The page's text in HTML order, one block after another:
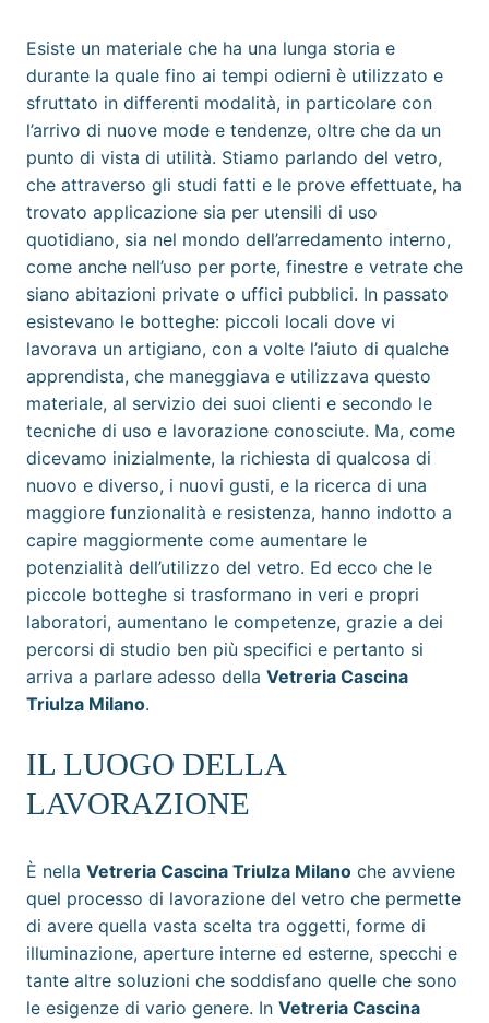
Esiste un materiale che ha una lunga storia e
durante la quale fino ai tempi odierni è utilizzato e
sfruttato in differenti modalità, in particolare con
l’arrivo di nuove mode e tendenze, oltre che da un
punto di vista di utilità. Stiamo parlando del vetro,
che attraverso gli studi fatti e le prove effettuate, ha
trovato applicazione sia per utensili di uso
quotidiano, sia nel mondo dell’arredamento interno,
come anche nell’uso per porte, finestre e vetrate che
siano abitazioni private o uffici pubblici. In passato
esistevano le botteghe: piccoli locali dove vi
lavorava un artigiano, con a volte l’aiuto di qualche
apprendista, che maneggiava e utilizzava questo
materiale, al servizio dei suoi clienti e secondo le
tecniche di uso e lavorazione conosciute. Ma, come
dicevamo inizialmente, la richiesta di qualcosa di
nuovo e diverso, i nuovi gusti, e la ricerca di una
maggiore funzionalità e resistenza, hanno indotto a
capire maggiormente come aumentare le
potenzialità dell’utilizzo del vetro. Ed ecco che le
piccole botteghe si trasformano in veri e propri
laboratori, aumentano le competenze, grazie a dei
percorsi di studio ben più specifici e pertanto si
arriva a parlare adesso della Vetreria Cascina
Triulza Milano.
IL LUOGO DELLA
LAVORAZIONE
È nella Vetreria Cascina Triulza Milano che avviene
quel processo di lavorazione del vetro che permette
di avere quella vasta scelta tra oggetti, forme di
illuminazione, aperture interne ed esterne, specchi e
tante altre soluzioni che soddisfano quelle che sono
le esigenze di vario genere. In Vetreria Cascina